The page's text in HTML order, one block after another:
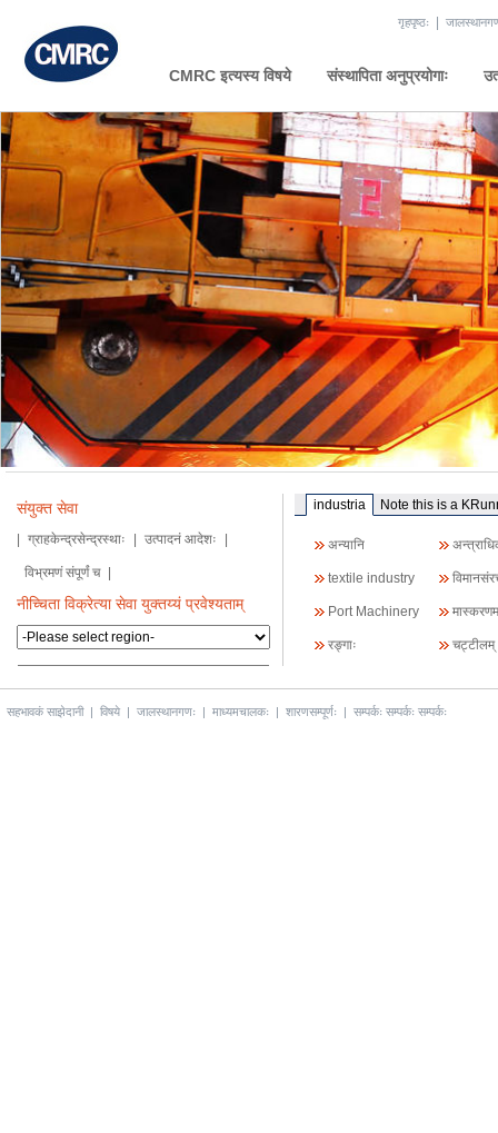
गृहपृष्ठः
CMRC इत्यस्य विषये संस्थापिता अनुप्रयोगाः
संयुक्त सेवा
ग्राहकेन्द्रसेन्द्रस्थाः उत्पादनं आदेशः
विभ्रमणं संपूर्णं च
नीच्चिता विक्रेत्या सेवा युक्तय्यं प्रवेश्यताम्
industria
Note this is a
अन्यानि
textile industry
Port Machinery
रङ्गाः चट्टीलम्
सहभावकं साझेदानी | विषये | जालस्थानगणः | माध्यमचालकः | शारणसम्पूर्णः | सम्पर्कः सम्पर्कः सम्पर्कः